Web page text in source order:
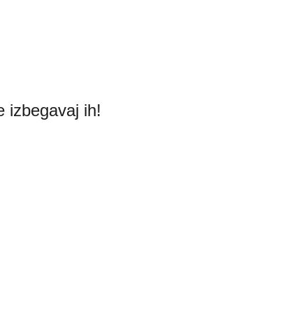
izbegavaj ih!